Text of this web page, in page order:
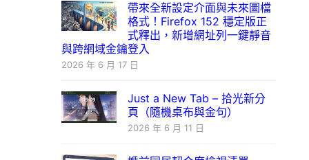
帶來全新設定介面與未來圖檔
格式！Firefox 152 穩定版正
式釋出，新增網址列一鍵靜音
與跨網域金鑰登入
2026 年 6 月 17 日
Just a New Tab – 拾光新分
頁（隨機桌布與金句）
2026 年 6 月 11 日